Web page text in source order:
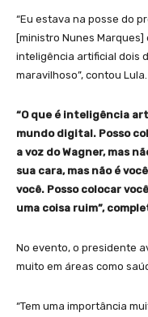
“Eu estava na posse do
[ministro Nunes Marques]
inteligência artificial dois
maravilhoso”, contou Lula.
“O que é inteligência
mundo digital. Posso
a voz do Wagner, mas
sua cara, mas não é
você. Posso colocar
uma coisa ruim”,
No evento, o presidente
muito em áreas como
“Tem uma importância